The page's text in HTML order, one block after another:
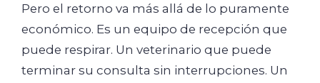
Pero el retorno va más allá de lo puramente
económico. Es un equipo de recepción que
puede respirar. Un veterinario que puede
terminar su consulta sin interrupciones. Un